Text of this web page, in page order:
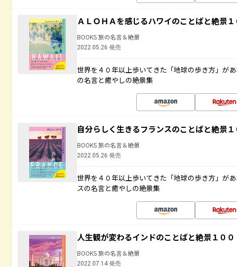
ＡＬＯＨＡを感じるハワイのことばと絶景１
BOOKS 旅の名言＆絶景
2022.05.26 発売
世界を４０年以上歩いてきた「地球の歩き方」が
の名言と癒やしの絶景集
自分らしく生きるフランスのことばと絶景１
BOOKS 旅の名言＆絶景
2022.05.26 発売
世界を４０年以上歩いてきた「地球の歩き方」が
スの名言と癒やしの絶景集
人生観が変わるインドのことばと絶景１００
BOOKS 旅の名言＆絶景
2022.07.14 発売